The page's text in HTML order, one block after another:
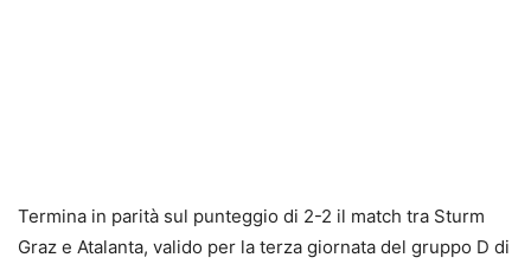
Termina in parità sul punteggio di 2-2 il match tra Sturm
Graz e Atalanta, valido per la terza giornata del gruppo D di